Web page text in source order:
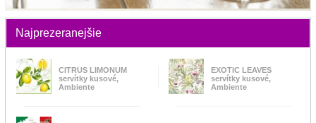
Najprezeranejšie
CITRUS LIMONUM
servítky kusové,
Ambiente
EXOTIC LEAVES
servítky kusové,
Ambiente